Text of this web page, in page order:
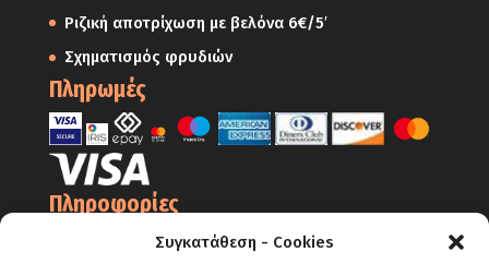
Συγκατάθεση - Cookies
Ριζική αποτρίχωση με βελόνα 6€/5′
Σχηματισμός φρυδιών
Πληρωμές
Πληροφορίες
Ο Λογαριασμός μου